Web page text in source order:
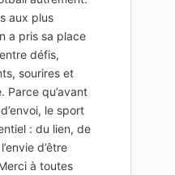
aux plus
a pris sa place
défis,
sourires et
Parce qu’avant
le sport
: du lien, de
d’être
à toutes